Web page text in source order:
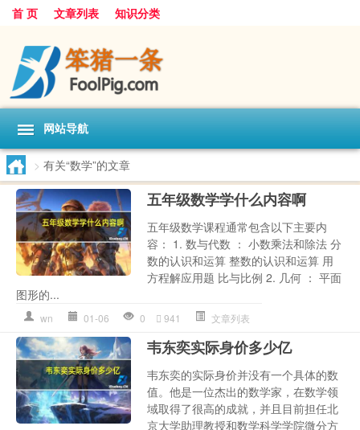
首 页 文章列表 知识分类
网站导航
> 有关“数学”的文章
五年级数学学什么内容啊
五年级数学课程通常包含以下主要内
容： 1. 数与代数 ： 小数乘法和除法 分
数的认识和运算 整数的认识和运算 用
方程解应用题 比与比例 2. 几何 ： 平面
图形的...
wn 01-06 0 941 文章列表
韦东奕实际身价多少亿
韦东奕的实际身价并没有一个具体的数
值。他是一位杰出的数学家，在数学领
域取得了很高的成就，并且目前担任北
京大学助理教授和数学科学学院微分方